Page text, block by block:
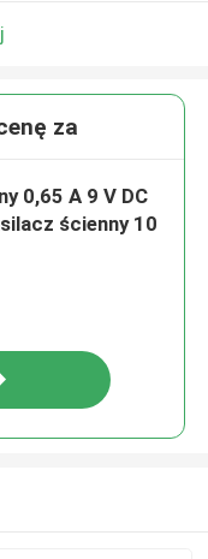
za
0,65 A 9 V DC
ścienny 10